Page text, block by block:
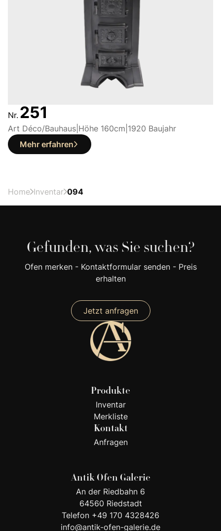
Nr. 251
Art Déco/Bauhaus Höhe 160cm 1920 Baujahr
Mehr erfahren
Home Inventar 094
Gefunden, was Sie suchen?
Ofen merken - Kontaktformular senden - Preis
erhalten
Jetzt anfragen
Antik Ofen Galerie
An der Riedbahn 6
64560 Riedstadt
Telefon +49 170 4328426
info@antik-ofen-galerie.de
Produkte
Inventar
Merkliste
Kontakt
Anfragen